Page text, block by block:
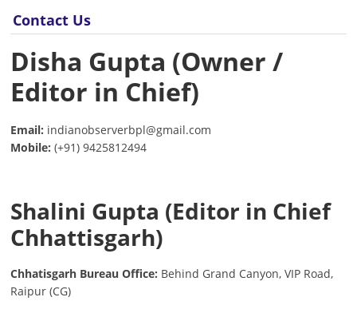
Contact Us
Disha Gupta (Owner /
Editor in Chief)
Email: indianobserverbpl@gmail.com
Mobile: (+91) 9425812494
Shalini Gupta (Editor in Chief
Chhattisgarh)
Chhatisgarh Bureau Office: Behind Grand Canyon, VIP Road,
Raipur (CG)